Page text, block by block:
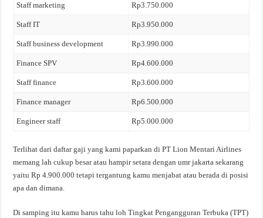
Staff marketing Rp3.750.000
Staff IT Rp3.950.000
Staff business development Rp3.990.000
Finance SPV Rp4.600.000
Staff finance Rp3.600.000
Finance manager Rp6.500.000
Engineer staff Rp5.000.000
Terlihat dari daftar gaji yang kami paparkan di PT Lion Mentari Airlines
memang lah cukup besar atau hampir setara dengan umr jakarta sekarang
yaitu Rp 4.900.000 tetapi tergantung kamu menjabat atau berada di posisi
apa dan dimana.
Di samping itu kamu harus tahu loh Tingkat Pengangguran Terbuka (TPT)